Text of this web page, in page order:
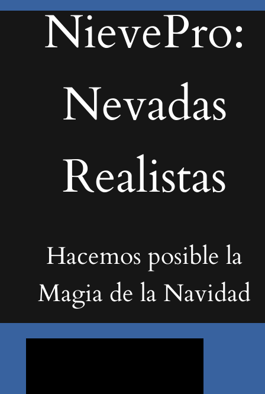
NievePro:
Nevadas
Realistas
Hacemos posible la
Magia de la Navidad